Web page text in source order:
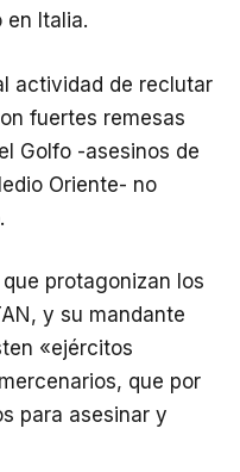
en Italia.
actividad de reclutar
fuertes remesas
Golfo -asesinos de
Oriente- no
protagonizan los
y su mandante
«ejércitos
que por
para asesinar y